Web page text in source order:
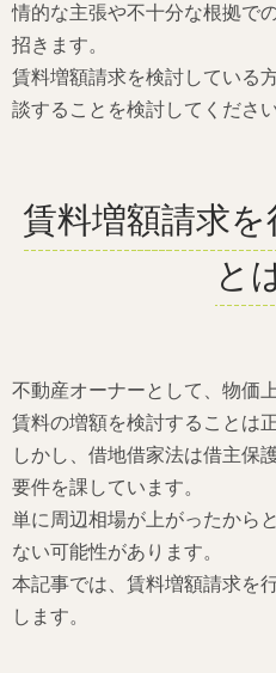
情的な主張や不十分な根拠で
招きます。
賃料増額請求を検討している
談することを検討してください
賃料増額請求
と
不動産オーナーとして、物価
賃料の増額を検討することは
しかし、借地借家法は借主保
要件を課しています。
単に周辺相場が上がったから
ない可能性があります。
本記事では、賃料増額請求を
します。